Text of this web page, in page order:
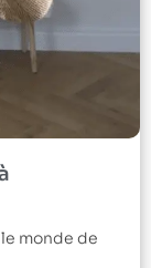
monde de